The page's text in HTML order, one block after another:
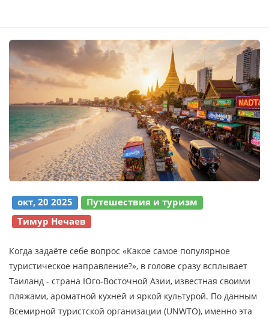
окт, 20 2025
Путешествия и туризм
Тимур Нечаев
Когда задаёте себе вопрос «Какое самое популярное
туристическое направление?», в голове сразу всплывает
Таиланд - страна Юго‑Восточной Азии, известная своими
пляжами, ароматной кухней и яркой культурой. По данным
Всемирной туристской организации (UNWTO), именно эта